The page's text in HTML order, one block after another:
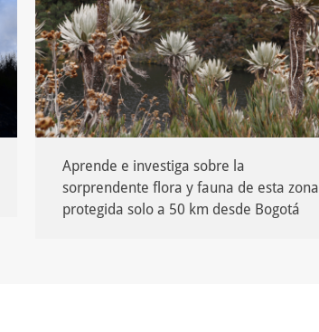
Aprende e investiga sobre la
sorprendente flora y fauna de esta zona
protegida solo a 50 km desde Bogotá